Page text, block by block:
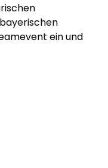
ein und